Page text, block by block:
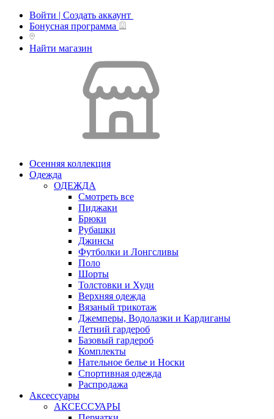
Войти | Создать аккаунт
Бонусная программа
Найти магазин
Осенняя коллекция
Одежда
ОДЕЖДА
Смотреть все
Пиджаки
Брюки
Рубашки
Джинсы
Футболки и Лонгсливы
Поло
Шорты
Толстовки и Худи
Верхняя одежда
Вязаный трикотаж
Джемперы, Водолазки и Кардиганы
Летний гардероб
Базовый гардероб
Комплекты
Нательное белье и Носки
Спортивная одежда
Распродажа
Аксессуары
АКСЕССУАРЫ